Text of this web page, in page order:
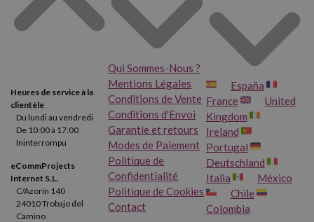
Heures de service à la
clientèle
Du lundi au vendredi
De 10:00 à 17:00
Ininterrompu
eCommProjects
Internet S.L.
C/Azorín 140
24010 Trobajo del
Camino
Qui Sommes-Nous ?
Mentions Légales
Conditions de Vente
Conditions d'Envoi
Garantie et retours
Modes de Paiement
Politique de
Confidentialité
Politique de Cookies
Contact
España
France
United
Kingdom
Ireland
Portugal
Deutschland
Italia
México
Chile
Colombia